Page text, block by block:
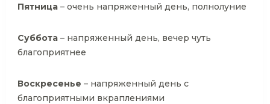
Пятница – очень напряженный день, полнолуние
Суббота – напряженный день, вечер чуть
благоприятнее
Воскресенье – напряженный день с
благоприятными вкраплениями